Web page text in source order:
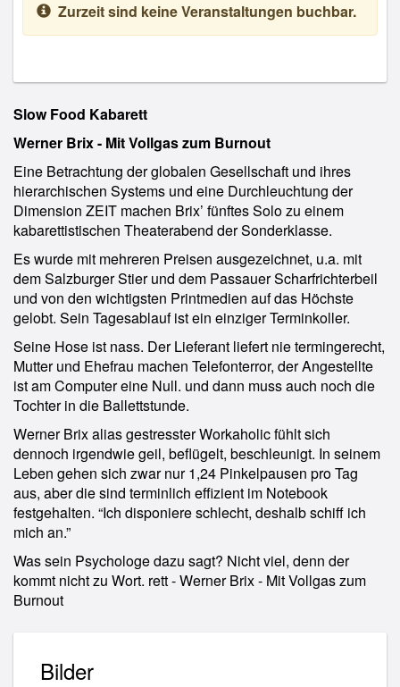
Zurzeit sind keine Veranstaltungen buchbar.
Slow Food Kabarett
Werner Brix - Mit Vollgas zum Burnout
Eine Betrachtung der globalen Gesellschaft und ihres
hierarchischen Systems und eine Durchleuchtung der
Dimension ZEIT machen Brix’ fünftes Solo zu einem
kabarettistischen Theaterabend der Sonderklasse.
Es wurde mit mehreren Preisen ausgezeichnet, u.a. mit
dem Salzburger Stier und dem Passauer Scharfrichterbeil
und von den wichtigsten Printmedien auf das Höchste
gelobt. Sein Tagesablauf ist ein einziger Terminkoller.
Seine Hose ist nass. Der Lieferant liefert nie termingerecht,
Mutter und Ehefrau machen Telefonterror, der Angestellte
ist am Computer eine Null. und dann muss auch noch die
Tochter in die Ballettstunde.
Werner Brix alias gestresster Workaholic fühlt sich
dennoch irgendwie geil, beflügelt, beschleunigt. In seinem
Leben gehen sich zwar nur 1,24 Pinkelpausen pro Tag
aus, aber die sind terminlich effizient im Notebook
festgehalten. “Ich disponiere schlecht, deshalb schiff ich
mich an.”
Was sein Psychologe dazu sagt? Nicht viel, denn der
kommt nicht zu Wort. rett - Werner Brix - Mit Vollgas zum
Burnout
Bilder